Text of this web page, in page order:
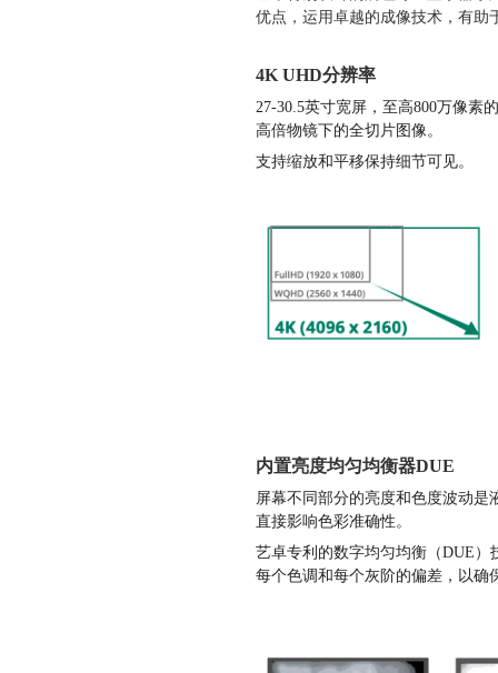
优点，运用卓越的成像技术，有助
4K UHD分辨率
27-30.5英寸宽屏，至高800万像素
高倍物镜下的全切片图像。
支持缩放和平移保持细节可见。
内置亮度均匀均衡器DUE
屏幕不同部分的亮度和色度波动是
直接影响色彩准确性。
艺卓专利的数字均匀均衡（DUE）
每个色调和每个灰阶的偏差，以确